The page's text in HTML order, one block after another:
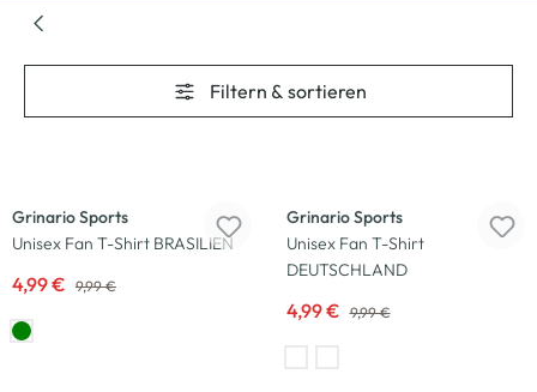
Filtern & sortieren
Grinario Sports
Unisex Fan T-Shirt BRASILIEN
4,99 € 9,99 €
Grinario Sports
Unisex Fan T-Shirt
DEUTSCHLAND
4,99 € 9,99 €